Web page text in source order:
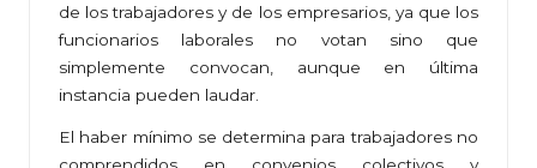
de los trabajadores y de los empresarios, ya que los
funcionarios laborales no votan sino que
simplemente convocan, aunque en última
instancia pueden laudar.
El haber mínimo se determina para trabajadores no